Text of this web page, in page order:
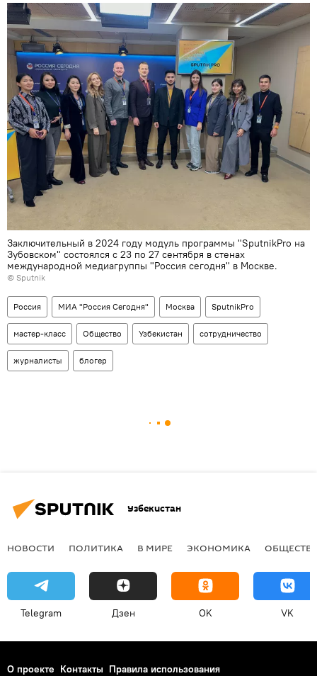
Заключительный в 2024 году модуль программы "SputnikPro на
Зубовском" состоялся с 23 по 27 сентября в стенах
международной медиагруппы "Россия сегодня" в Москве.
© Sputnik
Россия МИА "Россия Сегодня" Москва SputnikPro
мастер-класс Общество Узбекистан сотрудничество
журналисты блогер
Узбекистан
НОВОСТИ ПОЛИТИКА В МИРЕ ЭКОНОМИКА
Telegram Дзен OK VK
О проекте Контакты Правила использования